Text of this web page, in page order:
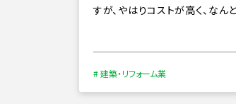
すが、やはりコストが高く、な
# 建築・リフォーム業